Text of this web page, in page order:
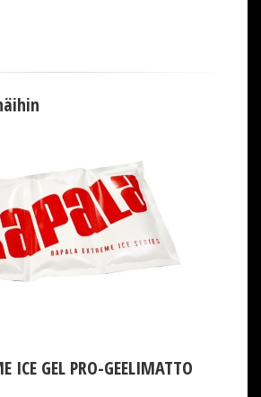
ICE GEL PRO-GEELIMATTO